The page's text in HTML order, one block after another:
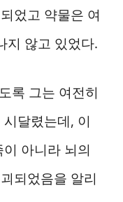
었고 약물은 여
지 않고 있었다.
록 그는 여전히
달렸는데, 이
아니라 뇌의
되었음을 알리